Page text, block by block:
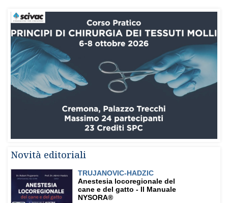
Novità editoriali